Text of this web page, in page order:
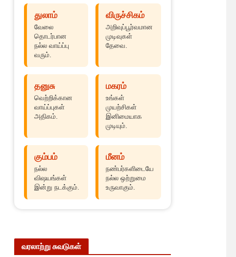
துலாம்
வேலை
தொடர்பான
நல்ல வாய்ப்பு
வரும்.
விருச்சிகம்
அறிவுப்பூர்வமான
முடிவுகள்
தேவை.
தனுசு
வெற்றிக்கான
வாய்ப்புகள்
அதிகம்.
மகரம்
உங்கள்
முயற்சிகள்
இனிமையாக
முடியும்.
கும்பம்
நல்ல
விஷயங்கள்
இன்று நடக்கும்.
மீனம்
நண்பர்களிடையே
நல்ல ஒற்றுமை
உருவாகும்.
வரலாற்று சுவடுகள்